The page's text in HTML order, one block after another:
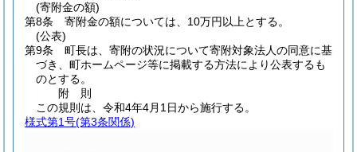
(寄附金の額)
第8条
寄附金の額については、10万円以上とする。
(公表)
第9条
町長は、寄附の状況について寄附対象法人の同意に基
づき、町ホームページ等に掲載する方法により公表するも
のとする。
附 則
この規則は、令和4年4月1日から施行する。
様式第1号(第3条関係)